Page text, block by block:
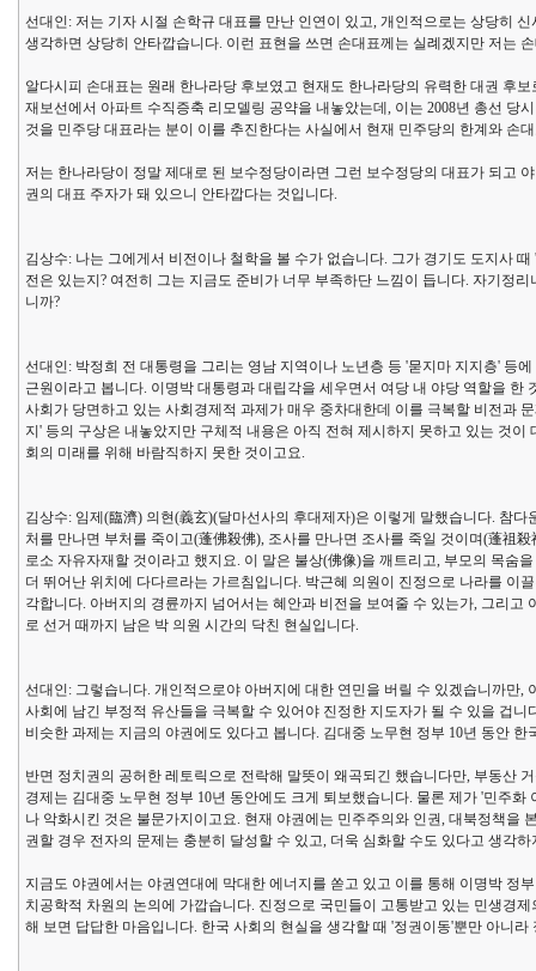
선대인: 저는 기자 시절 손학규 대표를 만난 인연이 있고, 개인적으로는 상당히
생각하면 상당히 안타깝습니다. 이런 표현을 쓰면 손대표께는 실례겠지만 저는
알다시피 손대표는 원래 한나라당 후보였고 현재도 한나라당의 유력한 대권 후
재보선에서 아파트 수직증축 리모델링 공약을 내놓았는데, 이는 2008년 총선
것을 민주당 대표라는 분이 이를 추진한다는 사실에서 현재 민주당의 한계와 손
저는 한나라당이 정말 제대로 된 보수정당이라면 그런 보수정당의 대표가 되고
권의 대표 주자가 돼 있으니 안타깝다는 것입니다.
김상수: 나는 그에게서 비전이나 철학을 볼 수가 없습니다. 그가 경기도 도지사
전은 있는지? 여전히 그는 지금도 준비가 너무 부족하단 느낌이 듭니다. 자기정
니까?
선대인: 박정희 전 대통령을 그리는 영남 지역이나 노년층 등 '묻지마 지지층' 등
근원이라고 봅니다. 이명박 대통령과 대립각을 세우면서 여당 내 야당 역할을
사회가 당면하고 있는 사회경제적 과제가 매우 중차대한데 이를 극복할 비전과
지' 등의 구상은 내놓았지만 구체적 내용은 아직 전혀 제시하지 못하고 있는 것
회의 미래를 위해 바람직하지 못한 것이고요.
김상수: 임제(臨濟) 의현(義玄)(달마선사의 후대제자)은 이렇게 말했습니다. 참
처를 만나면 부처를 죽이고(蓬佛殺佛), 조사를 만나면 조사를 죽일 것이며(蓬祖
로소 자유자재할 것이라고 했지요. 이 말은 불상(佛像)을 깨트리고, 부모의 목숨
더 뛰어난 위치에 다다르라는 가르침입니다. 박근혜 의원이 진정으로 나라를 이
각합니다. 아버지의 경륜까지 넘어서는 혜안과 비전을 보여줄 수 있는가, 그리
로 선거 때까지 남은 박 의원 시간의 닥친 현실입니다.
선대인: 그렇습니다. 개인적으로야 아버지에 대한 연민을 버릴 수 있겠습니까만
사회에 남긴 부정적 유산들을 극복할 수 있어야 진정한 지도자가 될 수 있을 겁니
비슷한 과제는 지금의 야권에도 있다고 봅니다. 김대중 노무현 정부 10년 동안
반면 정치권의 공허한 레토릭으로 전락해 말뜻이 왜곡되긴 했습니다만, 부동산
경제는 김대중 노무현 정부 10년 동안에도 크게 퇴보했습니다. 물론 제가 '민주
나 악화시킨 것은 불문가지이고요. 현재 야권에는 민주주의와 인권, 대북정책을
권할 경우 전자의 문제는 충분히 달성할 수 있고, 더욱 심화할 수도 있다고 생각
지금도 야권에서는 야권연대에 막대한 에너지를 쏟고 있고 이를 통해 이명박 정
치공학적 차원의 논의에 가깝습니다. 진정으로 국민들이 고통받고 있는 민생경
해 보면 답답한 마음입니다. 한국 사회의 현실을 생각할 때 '정권이동'뿐만 아니